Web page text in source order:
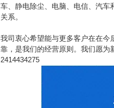
车、静电除尘、电脑、电信、汽
关系。
我司衷心希望能与更多客户在在
靠，是我们的经营原则。我们愿为
2414434275